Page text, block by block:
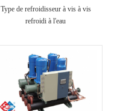
Type de refroidisseur à vis à vis
refroidi à l'eau